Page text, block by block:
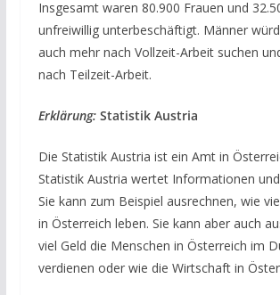
Insgesamt waren 80.900 Frauen und
unfreiwillig unterbeschäftigt. Männer
auch mehr nach Vollzeit-Arbeit suchen
nach Teilzeit-Arbeit.
Erklärung: Statistik Austria
Die Statistik Austria ist ein Amt in
Statistik Austria wertet Informationen
Sie kann zum Beispiel ausrechnen, wie
in Österreich leben. Sie kann aber auch
viel Geld die Menschen in Österreich im
verdienen oder wie die Wirtschaft in